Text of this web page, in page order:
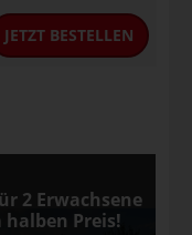
JETZTBESTELLEN
2 Erwachsene
Preis!